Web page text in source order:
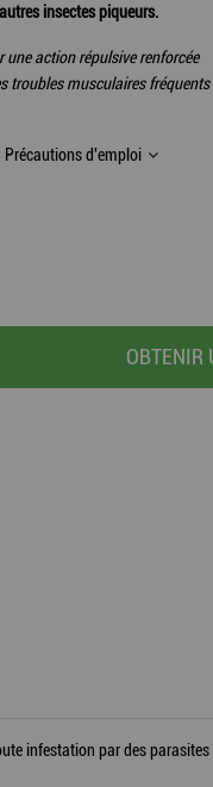
insectes piqueurs.
action répulsive renforcée
troubles musculaires
Précautions d'emploi
OBTENIR
infestation par des